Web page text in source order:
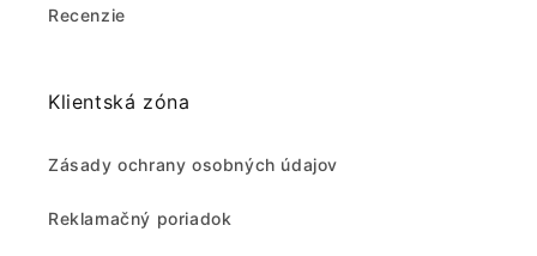
Recenzie
Klientská zóna
Zásady ochrany osobných údajov
Reklamačný poriadok